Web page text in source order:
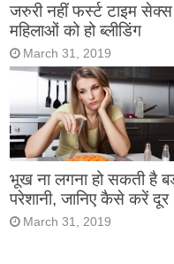
जरुरी नहीं फर्स्ट टाइम
महिलाओं को हो ब्लीडिंग
March 31, 2019
भूख ना लगना हो सकती है
परेशानी, जानिए कैसे करें दूर
March 31, 2019